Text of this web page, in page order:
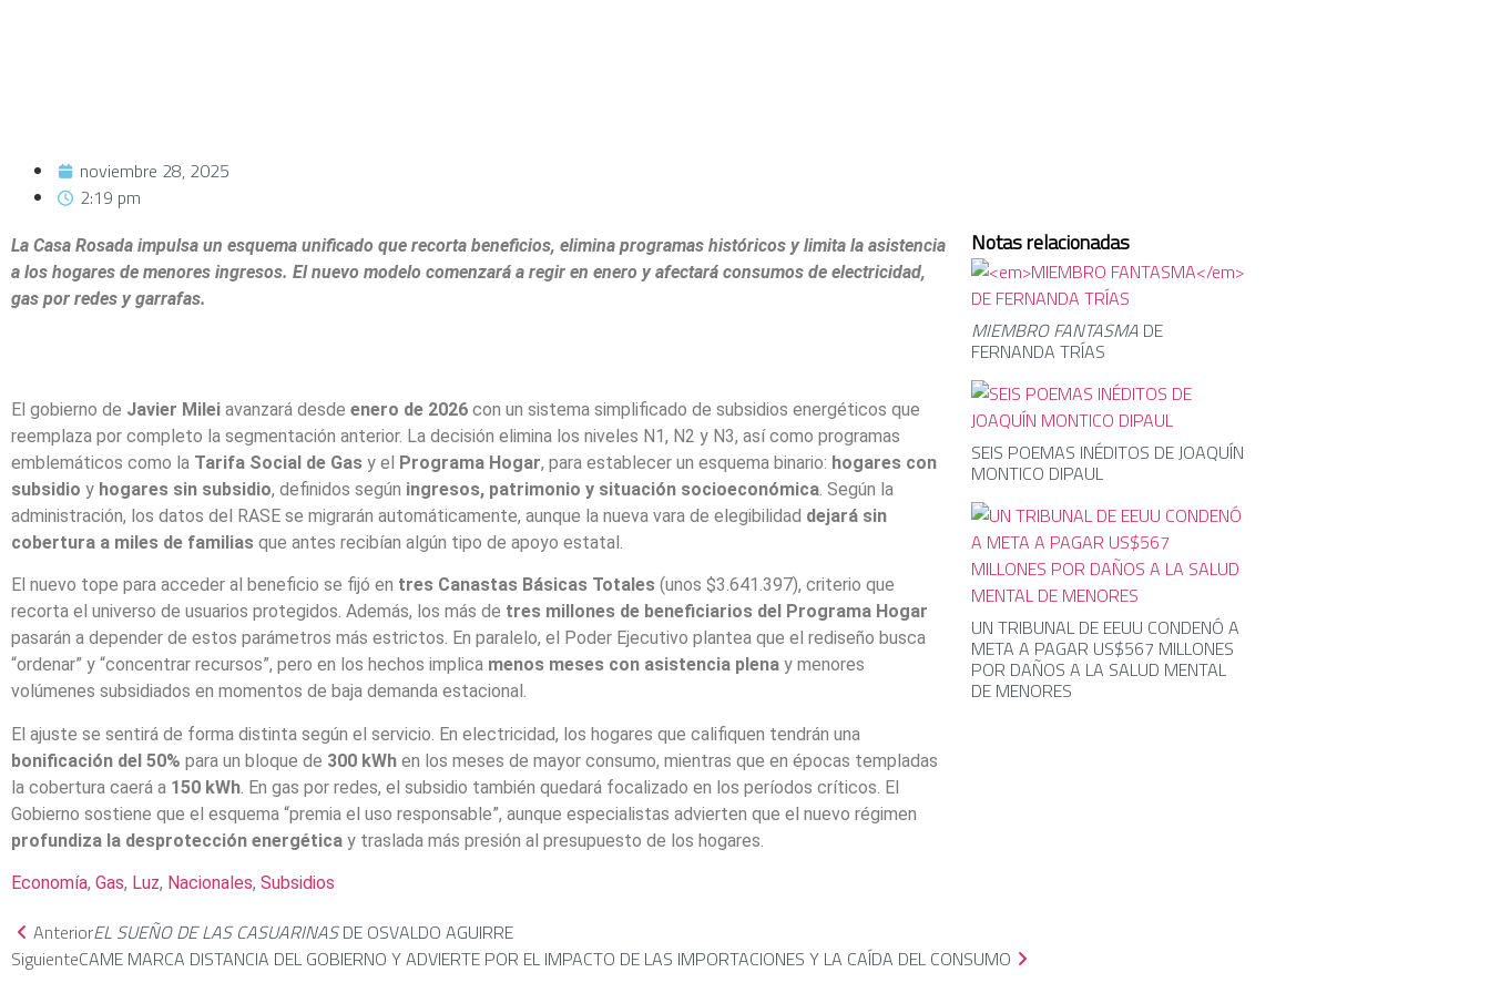
noviembre 28, 2025
2:19 pm
La Casa Rosada impulsa un esquema unificado que recorta beneficios, elimina programas históricos y limita la asistencia
a los hogares de menores ingresos. El nuevo modelo comenzará a regir en enero y afectará consumos de electricidad,
gas por redes y garrafas.
El gobierno de Javier Milei avanzará desde enero de 2026 con un sistema simplificado de subsidios energéticos que
reemplaza por completo la segmentación anterior. La decisión elimina los niveles N1, N2 y N3, así como programas
emblemáticos como la Tarifa Social de Gas y el Programa Hogar, para establecer un esquema binario: hogares con
subsidio y hogares sin subsidio, definidos según ingresos, patrimonio y situación socioeconómica. Según la
administración, los datos del RASE se migrarán automáticamente, aunque la nueva vara de elegibilidad dejará sin
cobertura a miles de familias que antes recibían algún tipo de apoyo estatal.
El nuevo tope para acceder al beneficio se fijó en tres Canastas Básicas Totales (unos $3.641.397), criterio que
recorta el universo de usuarios protegidos. Además, los más de tres millones de beneficiarios del Programa Hogar
pasarán a depender de estos parámetros más estrictos. En paralelo, el Poder Ejecutivo plantea que el rediseño busca
“ordenar” y “concentrar recursos”, pero en los hechos implica menos meses con asistencia plena y menores
volúmenes subsidiados en momentos de baja demanda estacional.
El ajuste se sentirá de forma distinta según el servicio. En electricidad, los hogares que califiquen tendrán una
bonificación del 50% para un bloque de 300 kWh en los meses de mayor consumo, mientras que en épocas templadas
la cobertura caerá a 150 kWh . En gas por redes, el subsidio también quedará focalizado en los períodos críticos. El
Gobierno sostiene que el esquema “premia el uso responsable”, aunque especialistas advierten que el nuevo régimen
profundiza la desprotección energética y traslada más presión al presupuesto de los hogares.
Economía, Gas, Luz, Nacionales, Subsidios
Notas relacionadas
MIEMBRO FANTASMA DE
FERNANDA TRÍAS
SEIS POEMAS INÉDITOS DE JOAQUÍN
MONTICO DIPAUL
UN TRIBUNAL DE EEUU CONDENÓ A
META A PAGAR US$567 MILLONES
POR DAÑOS A LA SALUD MENTAL
DE MENORES
AnteriorEL SUEÑO DE LAS CASUARINASDE OSVALDO AGUIRRE
SiguienteCAME MARCA DISTANCIA DEL GOBIERNO Y ADVIERTE POR EL IMPACTO DE LAS IMPORTACIONES Y LA CAÍDA DEL CONSUMO